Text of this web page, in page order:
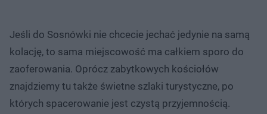
Jeśli do Sosnówki nie chcecie jechać jedynie na samą
kolację, to sama miejscowość ma całkiem sporo do
zaoferowania. Oprócz zabytkowych kościołów
znajdziemy tu także świetne szlaki turystyczne, po
których spacerowanie jest czystą przyjemnością.